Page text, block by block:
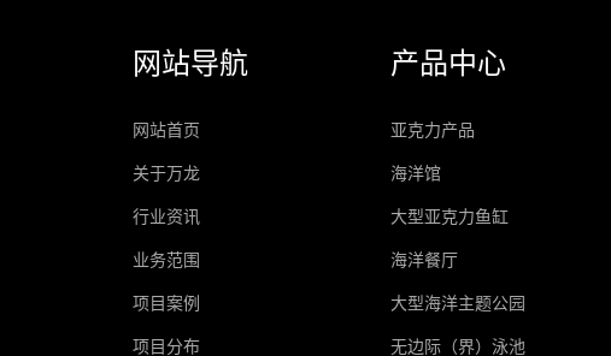
网站导航
网站首页
关于万龙
行业资讯
业务范围
项目案例
项目分布
产品中心
亚克力产品
海洋馆
大型亚克力鱼缸
海洋餐厅
大型海洋主题公园
无边际（界）泳池